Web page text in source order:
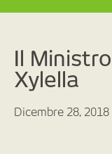
Il
Xylella
Dicembre 28, 2018